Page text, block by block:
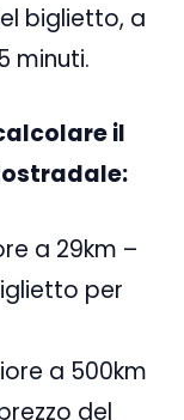
biglietto, a
minuti.
il
a 29km –
per
a 500km
del